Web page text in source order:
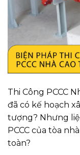
Thi Công PCCC
đã có kế hoạch
tượng? Nhưng
PCCC của tòa
toàn?